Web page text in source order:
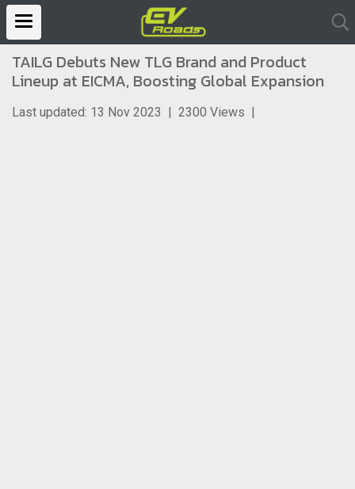
TAILG Debuts New TLG Brand and Product
Lineup at EICMA, Boosting Global Expansion
Last updated: 13 Nov 2023 | 2300 Views |